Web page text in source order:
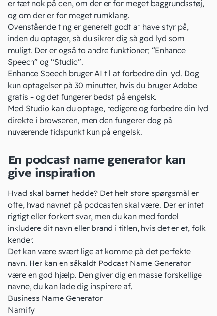
er tæt nok på den, om der er for meget baggrundsstøj,
og om der er for meget rumklang.
Ovenstående ting er generelt godt at have styr på,
inden du optager, så du sikrer dig så god lyd som
muligt. Der er også to andre funktioner; “Enhance
Speech” og “Studio”.
Enhance Speech bruger AI til at forbedre din lyd. Dog
kun optagelser på 30 minutter, hvis du bruger Adobe
gratis – og det fungerer bedst på engelsk.
Med Studio kan du optage, redigere og forbedre din lyd
direkte i browseren, men den fungerer dog på
nuværende tidspunkt kun på engelsk.
En podcast name generator kan
give inspiration
Hvad skal barnet hedde? Det helt store spørgsmål er
ofte, hvad navnet på podcasten skal være. Der er intet
rigtigt eller forkert svar, men du kan med fordel
inkludere dit navn eller brand i titlen, hvis det er et, folk
kender.
Det kan være svært lige at komme på det perfekte
navn. Her kan en såkaldt Podcast Name Generator
være en god hjælp. Den giver dig en masse forskellige
navne, du kan lade dig inspirere af.
Business Name Generator
Namify